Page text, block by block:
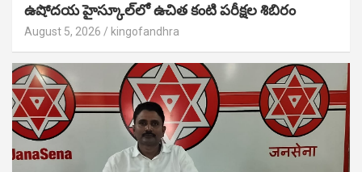
ఉషోదయ హైస్కూల్‌లో ఉచిత కంటి పరీక్షల శిబిరం
August 5, 2026 kingofandhra